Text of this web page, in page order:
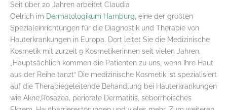
Seit über 20 Jahren arbeitet Claudia
Oelrich im Dermatologikum Hamburg, eine der größten
Spezialeinrichtungen für die Diagnostik und Therapie von
Hauterkrankungen in Europa. Dort leitet Sie die Medizinische
Kosmetik mit zurzeit 9 Kosmetikerinnen seit vielen Jahren.
„Hauptsächlich kommen die Patienten zu uns, wenn Ihre Haut
aus der Reihe tanzt“ Die medizinische Kosmetik ist spezialisiert
auf die Therapiegeleitende Behandlung bei Hauterkrankungen
wie Akne,Rosazea, periorale Dermatitis, seborrhoisches